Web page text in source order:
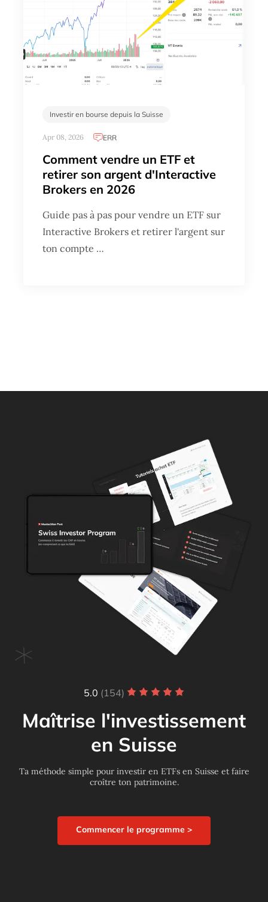
Investir en bourse depuis la Suisse
Apr 08, 2026 ERR
Comment vendre un ETF et
retirer son argent d'Interactive
Brokers en 2026
Guide pas à pas pour vendre un ETF sur
Interactive Brokers et retirer l'argent sur
ton compte …
5.0 (154)
Maîtrise l'investissement
en Suisse
Ta méthode simple pour investir en ETFs en Suisse et faire
croître ton patrimoine.
Commencer le programme >